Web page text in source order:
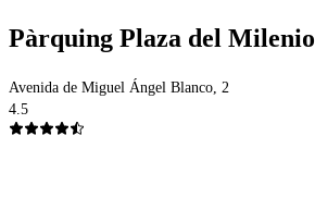
Pàrquing Plaza del Milenio
Avenida de Miguel Ángel Blanco, 2
4.5